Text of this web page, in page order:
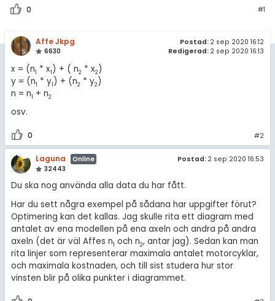
0 #1
Affe Jkpg
6630
Postad: 2 sep 2020 16:12
Redigerad: 2 sep 2020 16:13
x = (n1 * x1) + ( n2 * x2)
y = (n1 * y1) + (n2 * y2)
n = n1 + n2
osv.
0 #2
Laguna
Online
32443
Postad: 2 sep 2020 16:53
Du ska nog använda alla data du har fått.
Har du sett några exempel på sådana har uppgifter förut?
Optimering kan det kallas. Jag skulle rita ett diagram med
antalet av ena modellen på ena axeln och andra på andra
axeln (det är väl Affes n1 och n2, antar jag). Sedan kan man
rita linjer som representerar maximala antalet motorcyklar,
och maximala kostnaden, och till sist studera hur stor
vinsten blir på olika punkter i diagrammet.